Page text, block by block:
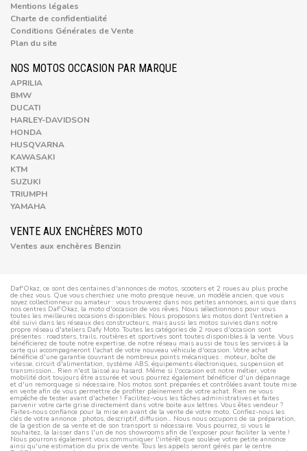
Mentions légales
Charte de confidentialité
Conditions Générales de Vente
Plan du site
NOS MOTOS OCCASION PAR MARQUE
APRILIA
BMW
DUCATI
HARLEY-DAVIDSON
HONDA
HUSQVARNA
KAWASAKI
KTM
SUZUKI
TRIUMPH
YAMAHA
VENTE AUX ENCHÈRES MOTO
Ventes aux enchères Benzin
Daf'Okaz, ce sont des centaines d'annonces de motos, scooters et 2 roues au plus proche
de chez vous. Que vous cherchiez une moto presque neuve, un modèle ancien, que vous
soyez collectionneur ou amateur : vous trouverez dans nos petites annonces, ainsi que dans
nos centres Daf'Okaz, la moto d'occasion de vos rêves. Nous sélectionnons pour vous
toutes les meilleures occasions disponibles. Nous proposons les motos dont l'entretien a
été suivi dans les réseaux des constructeurs, mais aussi les motos suivies dans notre
propre réseau d'ateliers Dafy Moto. Toutes les catégories de 2 roues d'occasion sont
présentes : roadsters, trails, routières et sportives sont toutes disponibles à la vente. Vous
bénéficierez de toute notre expertise, de notre réseau mais aussi de tous les services à la
carte qui accompagneront l'achat de votre nouveau véhicule d'occasion. Votre achat
bénéficie d'une garantie couvrant de nombreux points mécaniques : moteur, boîte de
vitesse, circuit d'alimentation, système ABS, équipements électroniques, suspension et
transmission... Rien n'est laissé au hasard. Même si l'occasion est notre métier, votre
mobilité doit toujours être assurée et vous pourrez également bénéficier d'un dépannage
et d'un remorquage si nécessaire. Nos motos sont préparées et contrôlées avant toute mise
en vente afin de vous permettre de profiter pleinement de votre achat. Rien ne vous
empêche de tester avant d'acheter ! Facilitez-vous les tâches administratives et faites
parvenir votre carte grise directement dans votre boite aux lettres. Vous êtes vendeur ?
Faites-nous confiance pour la mise en avant de la vente de votre moto. Confiez-nous les
clés de votre annonce : photos, descriptif, diffusion... Nous nous occupons de sa préparation,
de la gestion de sa vente et de son transport si nécessaire. Vous pourrez, si vous le
souhaitez, la laisser dans l'un de nos showrooms afin de l'exposer pour faciliter la vente !
Nous pourrons également vous communiquer l'intérêt que soulève votre petite annonce
ainsi qu'une estimation du prix de vente. Tous les appels seront gérés par le centre